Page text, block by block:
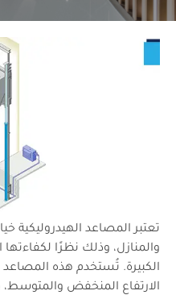
تعتبر المصاعد الهيدروليكية
والمنازل، وذلك نظرًا لكفاءتها
الكبيرة. تُستخدم هذه
الارتفاع المنخفض والمتوسط،